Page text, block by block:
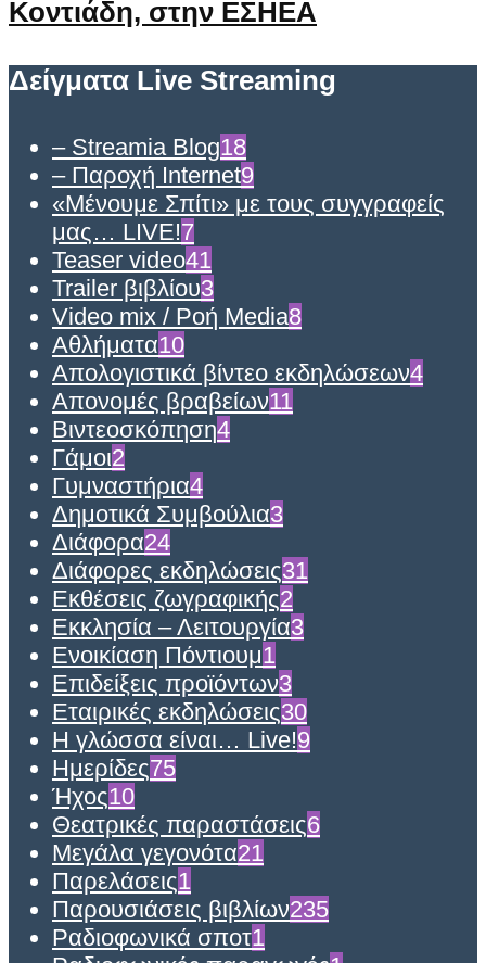
Κοντιάδη, στην ΕΣΗΕΑ
Δείγματα Live Streaming
– Streamia Blog18
– Παροχή Internet9
«Μένουμε Σπίτι» με τους συγγραφείς
μας… LIVE!7
Teaser video41
Trailer βιβλίου3
Video mix / Ροή Media8
Αθλήματα10
Απολογιστικά βίντεο εκδηλώσεων4
Απονομές βραβείων11
Βιντεοσκόπηση4
Γάμοι2
Γυμναστήρια4
Δημοτικά Συμβούλια3
Διάφορα24
Διάφορες εκδηλώσεις31
Εκθέσεις ζωγραφικής2
Εκκλησία – Λειτουργία3
Ενοικίαση Πόντιουμ1
Επιδείξεις προϊόντων3
Εταιρικές εκδηλώσεις30
Η γλώσσα είναι… Live!9
Ημερίδες75
Ήχος10
Θεατρικές παραστάσεις6
Μεγάλα γεγονότα21
Παρελάσεις1
Παρουσιάσεις βιβλίων235
Ραδιοφωνικά σποτ1